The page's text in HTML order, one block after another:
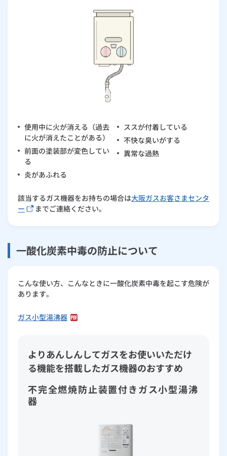
使用中に火が消える（過去
に火が消えたことがある）
前面の塗装部が変色してい
る
炎があふれる
ススが付着している
不快な臭いがする
異常な過熱
該当するガス機器をお持ちの場合は大阪ガスお客さまセンタ
ー
までご連絡ください。
一酸化炭素中毒の防止について
こんな使い方、こんなときに一酸化炭素中毒を起こす危険が
あります。
ガス小型湯沸器
よりあんしんしてガスをお使いいただけ
る機能を搭載したガス機器のおすすめ
不完全燃焼防止装置付きガス小型湯沸
器